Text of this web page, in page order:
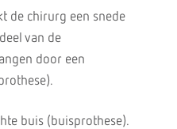
de chirurg een snede
van de
door een
buis (buisprothese).